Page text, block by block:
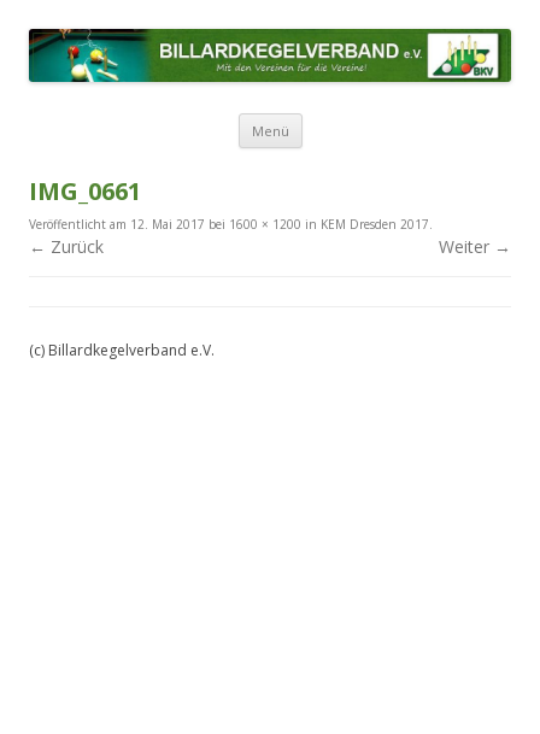
Menü Zum Inhalt springen
IMG_0661
Veröffentlicht am 12. Mai 2017 bei 1600 × 1200 in KEM Dresden 2017.
← Zurück Weiter →
(c) Billardkegelverband e.V.